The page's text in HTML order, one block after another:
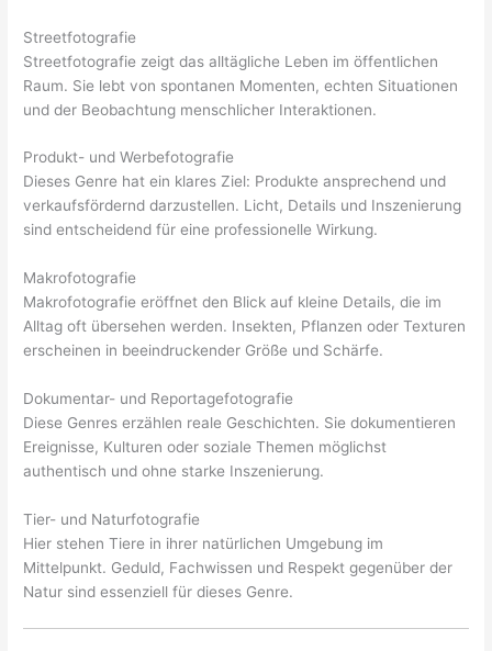
Streetfotografie
Streetfotografie zeigt das alltägliche Leben im öffentlichen
Raum. Sie lebt von spontanen Momenten, echten Situationen
und der Beobachtung menschlicher Interaktionen.
Produkt- und Werbefotografie
Dieses Genre hat ein klares Ziel: Produkte ansprechend und
verkaufsfördernd darzustellen. Licht, Details und Inszenierung
sind entscheidend für eine professionelle Wirkung.
Makrofotografie
Makrofotografie eröffnet den Blick auf kleine Details, die im
Alltag oft übersehen werden. Insekten, Pflanzen oder Texturen
erscheinen in beeindruckender Größe und Schärfe.
Dokumentar- und Reportagefotografie
Diese Genres erzählen reale Geschichten. Sie dokumentieren
Ereignisse, Kulturen oder soziale Themen möglichst
authentisch und ohne starke Inszenierung.
Tier- und Naturfotografie
Hier stehen Tiere in ihrer natürlichen Umgebung im
Mittelpunkt. Geduld, Fachwissen und Respekt gegenüber der
Natur sind essenziell für dieses Genre.